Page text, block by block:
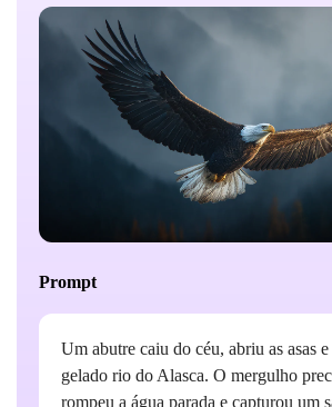
Prompt
Um abutre caiu do céu, abriu as asas
gelado rio do Alasca. O mergulho
rompeu a água parada e capturou um